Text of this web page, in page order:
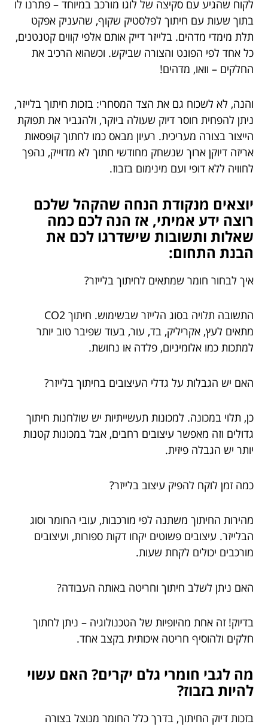
לקוח שהגיע עם סקיצה של לוגו מורכב במיוחד – פתרנו לו
בתוך שעות עם חיתוך לפלסטיק שקוף, שהעניק אפקט
תלת מימדי מדהים. בלייזר דייק אותם אלפי קווים קטנטנים,
כל אחד לפי הפונט והצורה שביקש. וכשהוא הרכיב את
החלקים – וואו, מדהים!
והנה, לא לשכוח גם את הצד המסחרי: בזכות חיתוך בלייזר,
ניתן להפחית חוסר דיוק שעולה ביוקר, ולהגביר את תפוקת
הייצור בצורה מעריכית. רעיון מבאס כמו לחתוך קופסאות
אריזה דיוקן ארוך שנשחק מחודשי חתוך לא מדוייק, נהפך
לחוויה ללא דופי ועם מינימום בזבוז.
יוצאים מנקודת הנחה שהקהל שלכם
רוצה ידע אמיתי, אז הנה לכם כמה
שאלות ותשובות שישדרגו לכם את
הבנת התחום:
איך לבחור חומר שמתאים לחיתוך בלייזר?
התשובה תלויה בסוג הלייזר שבשימוש. חיתוך CO2
מתאים לעץ, אקריליק, בד, עור, בעוד שפיבר טוב יותר
למתכות כמו אלומיניום, פלדה או נחושת.
האם יש הגבלות על גדלי העיצובים בחיתוך בלייזר?
כן, תלוי במכונה. למכונות תעשייתיות יש שולחנות חיתוך
גדולים וזה מאפשר עיצובים רחבים, אבל במכונות קטנות
יותר יש הגבלה פיזית.
כמה זמן לוקח להפיק עיצוב בלייזר?
מהירות החיתוך משתנה לפי מורכבות, עובי החומר וסוג
הבלייזר. עיצובים פשוטים יקחו דקות ספורות, ועיצובים
מורכבים יכולים לקחת שעות.
האם ניתן לשלב חיתוך וחריטה באותה העבודה?
בדיוק! זה אחת מהיופיות של הטכנולוגיה – ניתן לחתוך
חלקים ולהוסיף חריטה איכותית בקצב אחד.
מה לגבי חומרי גלם יקרים? האם עשוי
להיות בזבוז?
בזכות דיוק החיתוך, בדרך כלל החומר מנוצל בצורה